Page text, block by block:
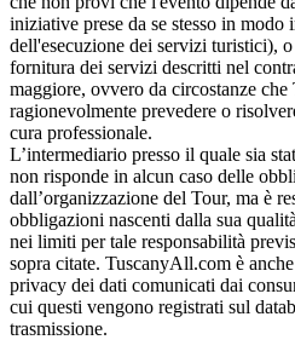
iniziative prese da se stesso in modo
dell'esecuzione dei servizi turistici),
fornitura dei servizi descritti nel
maggiore, ovvero da circostanze
ragionevolmente prevedere o
cura professionale.
L’intermediario presso il quale sia
non risponde in alcun caso delle
dall’organizzazione del Tour, ma è
obbligazioni nascenti dalla sua
nei limiti per tale responsabilità
sopra citate. TuscanyAll.com è
privacy dei dati comunicati dai
cui questi vengono registrati sul
trasmissione.